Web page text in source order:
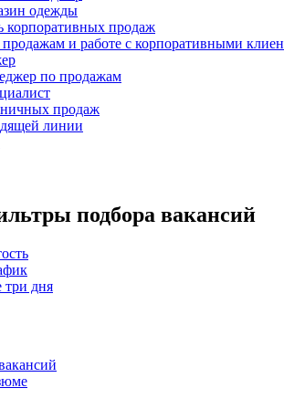
одежды
корпоративных продаж
и работе с корпоративными
по продажам
продаж
линии
подбора вакансий
три дня